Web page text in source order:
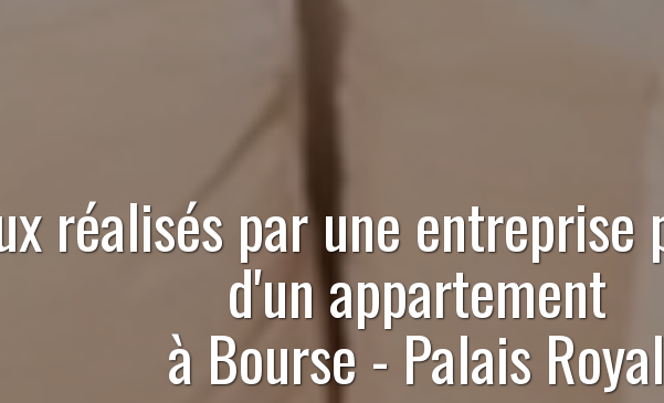
réalisés parune entreprise
d'un appartement
à Bourse - Palais Royal